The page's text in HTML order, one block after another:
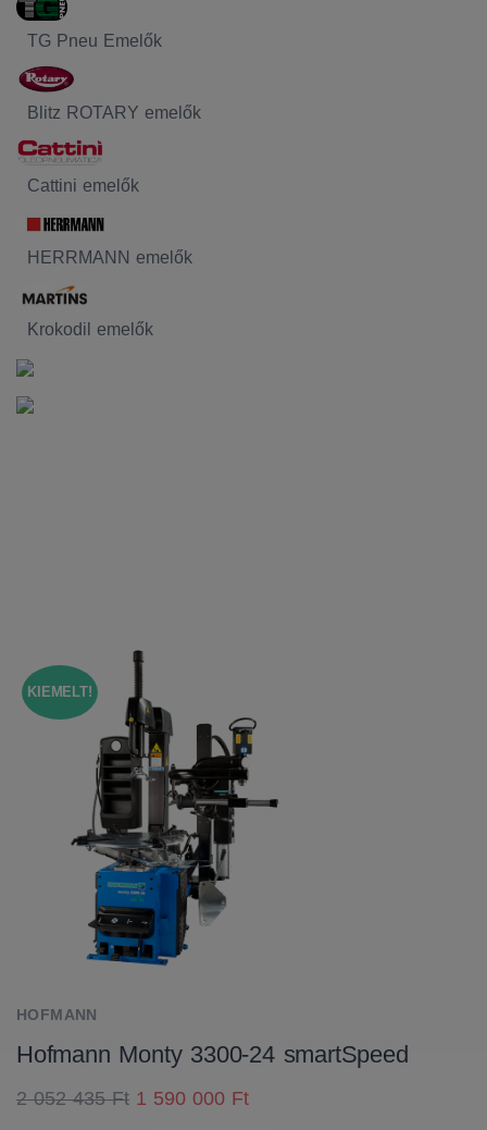
TG Pneu Emelők
Blitz ROTARY emelők
Cattini emelők
HERRMANN emelők
Krokodil emelők
KIEMELT!
HOFMANN
Hofmann Monty 3300-24 smartSpeed
2 052 435 Ft 1 590 000 Ft